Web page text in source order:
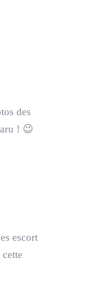
des
! 😉
escort